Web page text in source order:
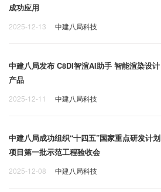
成功应用
2025-12-13 中建八局科技
中建八局发布 C8DI智渲AI助手 智能渲染设计
产品
2025-12-11 中建八局科技
中建八局成功组织“十四五”国家重点研发计划
项目第一批示范工程验收会
2025-12-08 中建八局科技